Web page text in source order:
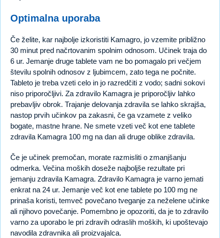
Optimalna uporaba
Če želite, kar najbolje izkoristiti Kamagro, jo vzemite približno
30 minut pred načrtovanim spolnim odnosom. Učinek traja do
6 ur. Jemanje druge tablete vam ne bo pomagalo pri večjem
številu spolnih odnosov z ljubimcem, zato tega ne počnite.
Tableto je treba vzeti celo in jo razredčiti z vodo; sadni sokovi
niso priporočljivi. Za zdravilo Kamagra je priporočljiv lahko
prebavljiv obrok. Trajanje delovanja zdravila se lahko skrajša,
nastop prvih učinkov pa zakasni, če ga vzamete z veliko
bogate, mastne hrane. Ne smete vzeti več kot ene tablete
zdravila Kamagra 100 mg na dan ali druge oblike zdravila.
Če je učinek premočan, morate razmisliti o zmanjšanju
odmerka. Večina moških doseže najboljše rezultate pri
jemanju zdravila Kamagra. Zdravilo Kamagra je varno jemati
enkrat na 24 ur. Jemanje več kot ene tablete po 100 mg ne
prinaša koristi, temveč povečano tveganje za neželene učinke
ali njihovo povečanje. Pomembno je opozoriti, da je to zdravilo
varno za uporabo le pri zdravih odraslih moških, ki upoštevajo
navodila zdravnika ali proizvajalca.